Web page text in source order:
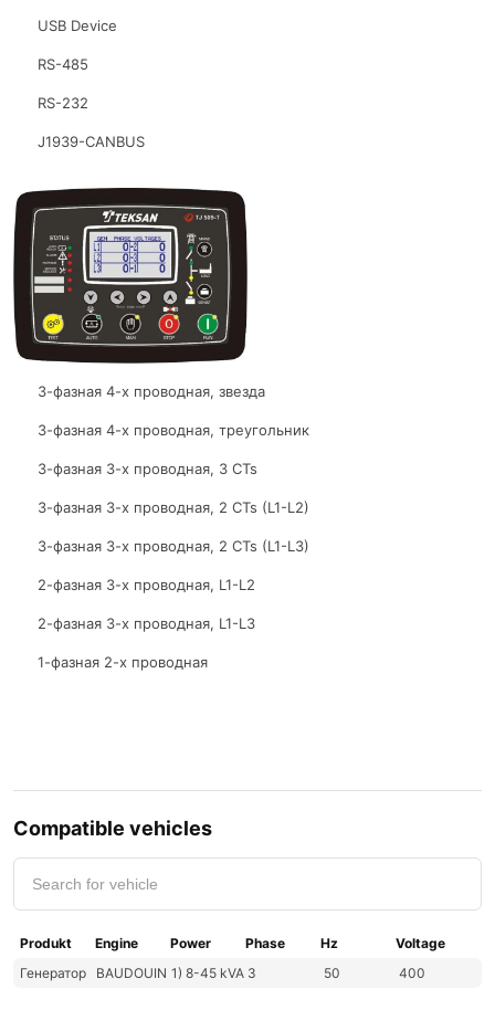
USB Device
RS-485
RS-232
J1939-CANBUS
3-фазная 4-х проводная, звезда
3-фазная 4-х проводная, треугольник
3-фазная 3-х проводная, 3 CTs
3-фазная 3-х проводная, 2 CTs (L1-L2)
3-фазная 3-х проводная, 2 CTs (L1-L3)
2-фазная 3-х проводная, L1-L2
2-фазная 3-х проводная, L1-L3
1-фазная 2-х проводная
Compatible vehicles
Produkt Engine Power Phase Hz
Voltage
Генератор
BAUDOUIN 1) 8-45 kVA 3 50 400